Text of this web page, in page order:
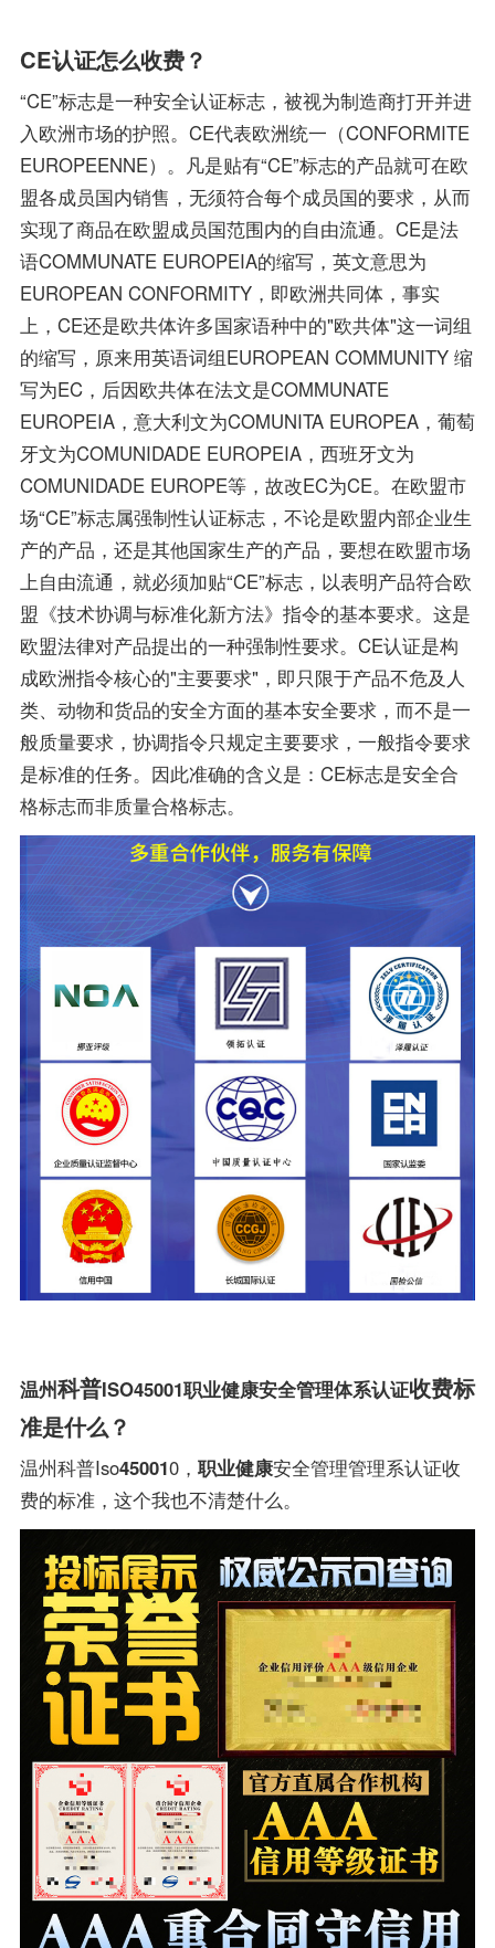
CE认证怎么收费？
“CE”标志是一种安全认证标志，被视为制造商打开并进
入欧洲市场的护照。CE代表欧洲统一（CONFORMITE
EUROPEENNE）。凡是贴有“CE”标志的产品就可在欧
盟各成员国内销售，无须符合每个成员国的要求，从而
实现了商品在欧盟成员国范围内的自由流通。CE是法
语COMMUNATE EUROPEIA的缩写，英文意思为
EUROPEAN CONFORMITY，即欧洲共同体，事实
上，CE还是欧共体许多国家语种中的"欧共体"这一词组
的缩写，原来用英语词组EUROPEAN COMMUNITY 缩
写为EC，后因欧共体在法文是COMMUNATE
EUROPEIA，意大利文为COMUNITA EUROPEA，葡萄
牙文为COMUNIDADE EUROPEIA，西班牙文为
COMUNIDADE EUROPE等，故改EC为CE。在欧盟市
场“CE”标志属强制性认证标志，不论是欧盟内部企业生
产的产品，还是其他国家生产的产品，要想在欧盟市场
上自由流通，就必须加贴“CE”标志，以表明产品符合欧
盟《技术协调与标准化新方法》指令的基本要求。这是
欧盟法律对产品提出的一种强制性要求。CE认证是构
成欧洲指令核心的"主要要求"，即只限于产品不危及人
类、动物和货品的安全方面的基本安全要求，而不是一
般质量要求，协调指令只规定主要要求，一般指令要求
是标准的任务。因此准确的含义是：CE标志是安全合
格标志而非质量合格标志。
温州科普ISO45001职业健康安全管理体系认证收费标
准是什么？
温州科普Iso450010， 职业健康安全管理管理系认证收
费的标准，这个我也不清楚什么。